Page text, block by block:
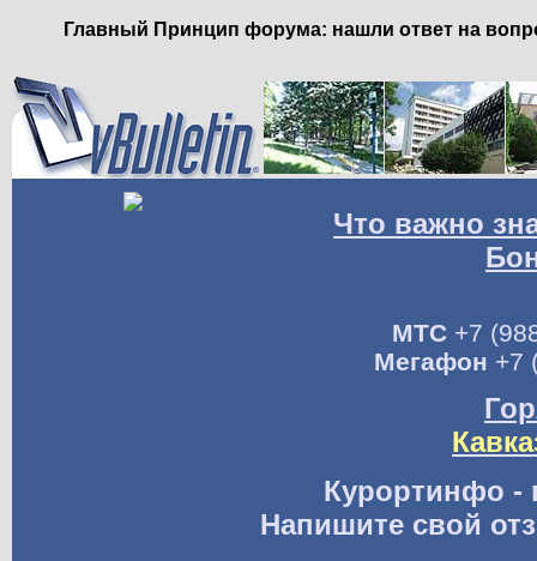
Главный Принцип форума: нашли ответ на
Что важно
МТС+7
Мегафон +7
Курортинфо -
Напишите свой